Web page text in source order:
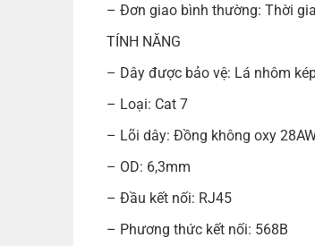
– Đơn giao bình thường: Thời
TÍNH NĂNG
– Dây được bảo vệ: Lá nhôm
– Loại: Cat 7
– Lõi dây: Đồng không oxy
– OD: 6,3mm
– Đầu kết nối: RJ45
– Phương thức kết nối: 568B